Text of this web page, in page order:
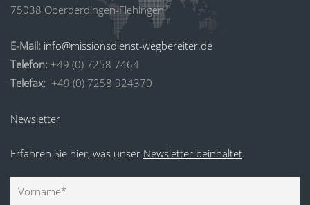
75038 Oberderdingen-Flehingen
E-Mail: info@missionsdienst-wegbereiter.de
Telefon: +49 (0) 7258 7464
Telefax: +49 (0) 7258 924370
Newsletter
Erfahren Sie hier, was unser Newsletter beinhaltet.
Vorname